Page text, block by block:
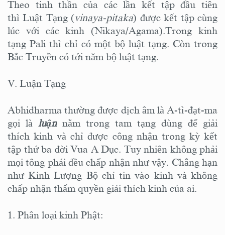
Theo tinh thần của các lần kết tập đầu tiên
thì Luật Tạng (vinaya-pitaka) được kết tập cùng
lúc với các kinh (Nikaya/Agama).Trong kinh
tạng Pali thì chỉ có một bộ luật tạng. Còn trong
Bắc Truyền có tới năm bộ luật tạng.
V. Luận Tạng
Abhidharma thường được dịch âm là A-tì-đạt-ma
gọi là luận nằm trong tam tạng dùng để giải
thích kinh và chỉ được công nhận trong kỳ kết
tập thứ ba đời Vua A Dục. Tuy nhiên không phải
mọi tông phái đều chấp nhận như vậy. Chẳng hạn
như Kinh Lượng Bộ chỉ tin vào kinh và không
chấp nhận thẩm quyền giải thích kinh của ai.
1. Phân loại kinh Phật: